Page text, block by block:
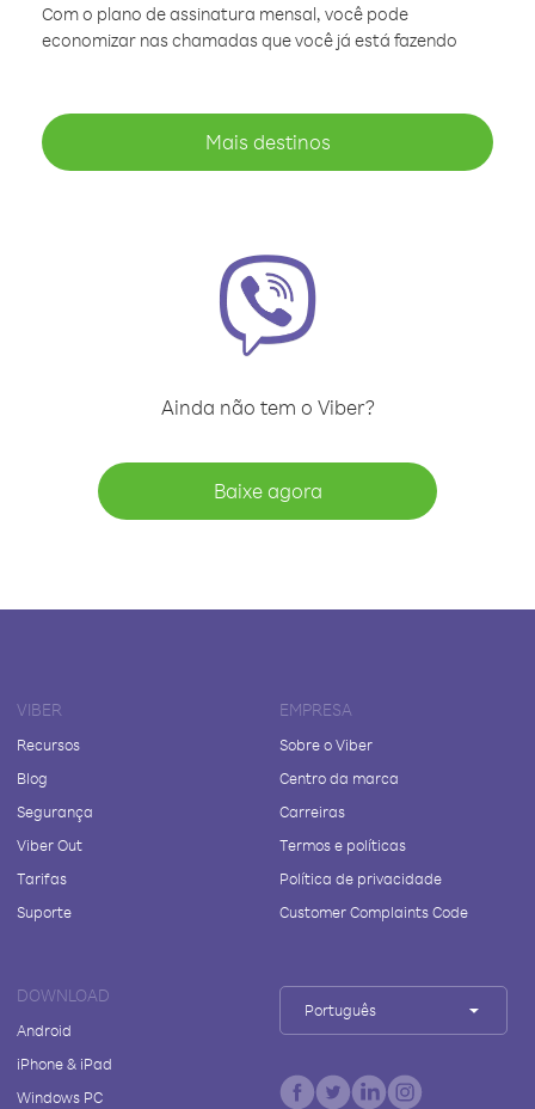
Com o plano de assinatura mensal, você pode
economizar nas chamadas que você já está fazendo
Mais destinos
Ainda não tem o Viber?
Baixe agora
VIBER
Recursos
Blog
Segurança
Viber Out
Tarifas
Suporte
EMPRESA
Sobre o Viber
Centro da marca
Carreiras
Termos e políticas
Política de privacidade
Customer Complaints Code
DOWNLOAD
Android
iPhone & iPad
Windows PC
Português